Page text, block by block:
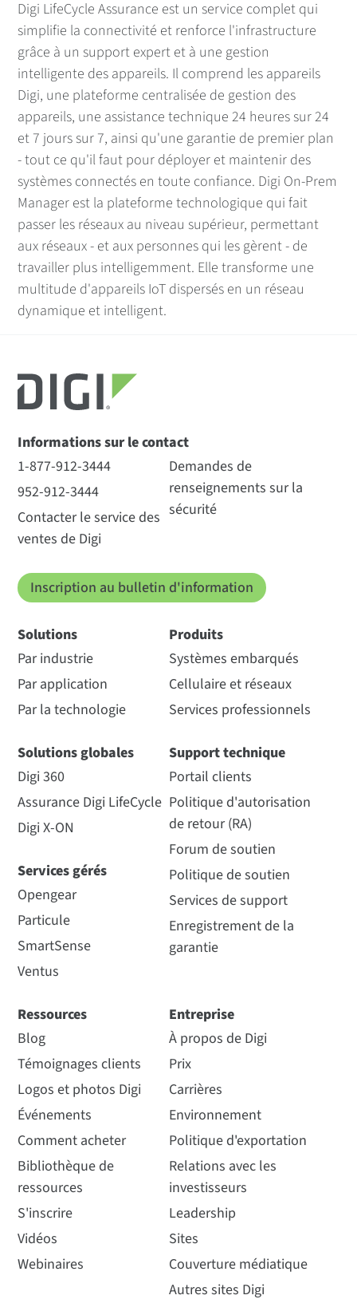
Digi LifeCycle Assurance est un service complet qui
simplifie la connectivité et renforce l'infrastructure
grâce à un support expert et à une gestion
intelligente des appareils. Il comprend les appareils
Digi, une plateforme centralisée de gestion des
appareils, une assistance technique 24 heures sur 24
et 7 jours sur 7, ainsi qu'une garantie de premier plan
- tout ce qu'il faut pour déployer et maintenir des
systèmes connectés en toute confiance. Digi On-Prem
Manager est la plateforme technologique qui fait
passer les réseaux au niveau supérieur, permettant
aux réseaux - et aux personnes qui les gèrent - de
travailler plus intelligemment. Elle transforme une
multitude d'appareils IoT dispersés en un réseau
dynamique et intelligent.
Informations sur le contact
1-877-912-3444
952-912-3444
Contacter le service des
ventes de Digi
Demandes de
renseignements sur la
sécurité
Inscription au bulletin d'information
Solutions
Par industrie
Par application
Par la technologie
Solutions globales
Digi 360
Assurance Digi LifeCycle
Digi X-ON
Services gérés
Opengear
Particule
SmartSense
Ventus
Produits
Systèmes embarqués
Cellulaire et réseaux
Services professionnels
Support technique
Portail clients
Politique d'autorisation
de retour (RA)
Forum de soutien
Politique de soutien
Services de support
Enregistrement de la
garantie
Ressources
Blog
Témoignages clients
Logos et photos Digi
Événements
Comment acheter
Bibliothèque de
ressources
S'inscrire
Vidéos
Webinaires
Entreprise
À propos de Digi
Prix
Carrières
Environnement
Politique d'exportation
Relations avec les
investisseurs
Leadership
Sites
Couverture médiatique
Autres sites Digi